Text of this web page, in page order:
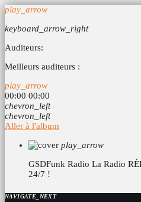
play_arrow
keyboard_arrow_right
Auditeurs:
Meilleurs auditeurs :
play_arrow
00:00 00:00
chevron_left
chevron_left
Aller à l'album
play_arrow
GSDFunk Radio La Radio
24/7 !
NAVIGATE_NEXT